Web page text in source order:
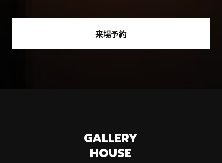
来場予約
GALLERY
HOUSE